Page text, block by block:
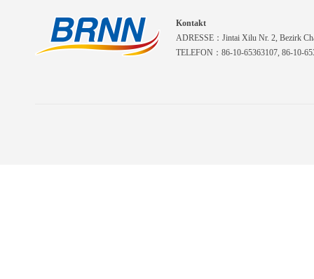
Kontakt
ADRESSE：Jintai Xilu Nr. 2, Bezirk
TELEFON：86-10-65363107, 86-10-